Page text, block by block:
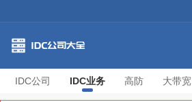
IDC公司 IDC业务 高防 大带宽